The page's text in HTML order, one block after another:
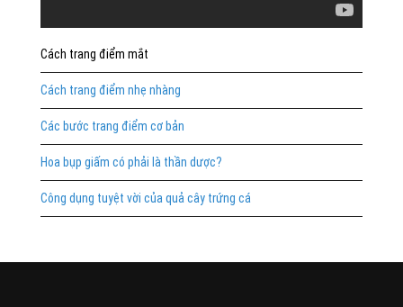
Cách trang điểm mắt
Cách trang điểm nhẹ nhàng
Các bước trang điểm cơ bản
Hoa bụp giấm có phải là thần dược?
Công dụng tuyệt vời của quả cây trứng cá